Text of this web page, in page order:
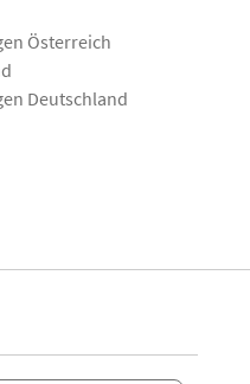
Österreich
Deutschland